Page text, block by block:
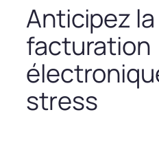
Anticipez la
facturation
stress